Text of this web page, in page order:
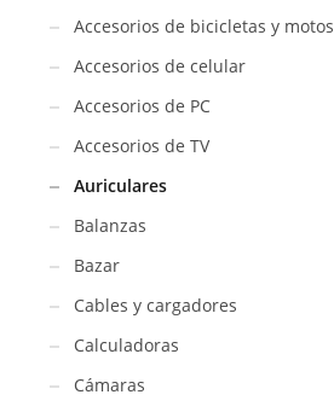
Accesorios de bicicletas y motos
Accesorios de celular
Accesorios de PC
Accesorios de TV
Auriculares
Balanzas
Bazar
Cables y cargadores
Calculadoras
Cámaras